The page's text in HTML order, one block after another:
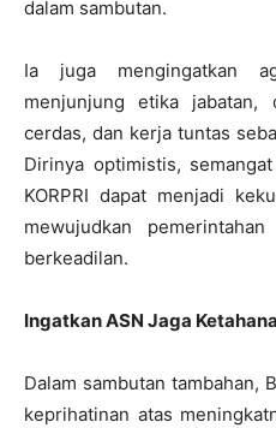
dalam sambutan.
Ia juga mengingatkan
menjunjung etika
cerdas, dan kerja tuntas
Dirinya optimistis,
KORPRI dapat menjadi
mewujudkan
berkeadilan.
Ingatkan ASN Jaga
Dalam sambutan tambahan,
keprihatinan atas